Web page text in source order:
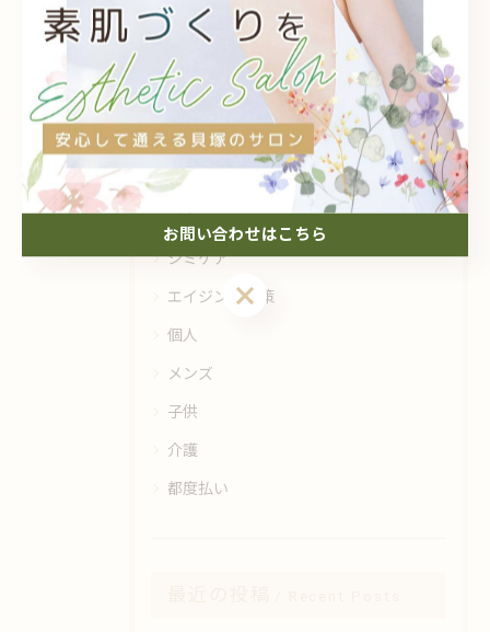
カテゴリー Categories
全てのカテゴリー
フェイシャル
脱毛
シミケア
エイジング対策
個人
メンズ
子供
介護
都度払い
お問い合わせはこちら